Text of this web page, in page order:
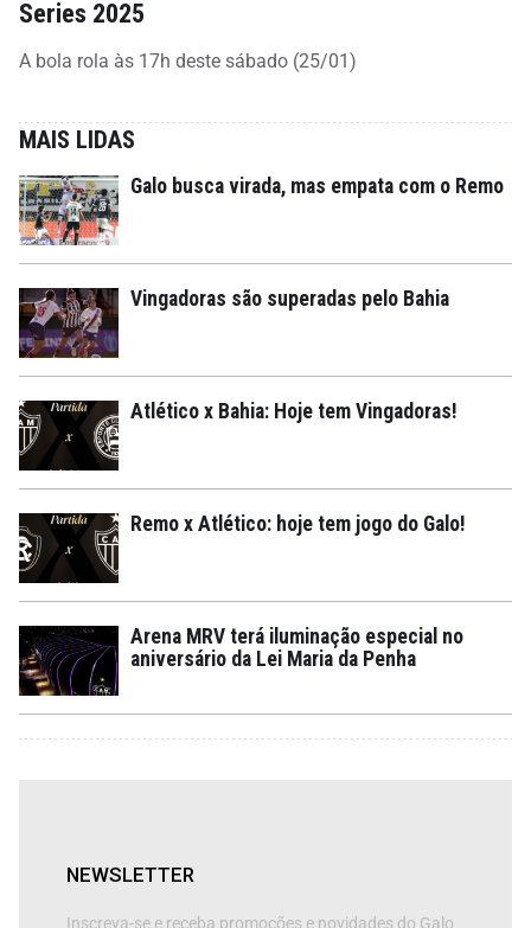
Series 2025
A bola rola às 17h deste sábado (25/01)
MAIS LIDAS
Galo busca virada, mas empata com o Remo
Vingadoras são superadas pelo Bahia
Atlético x Bahia: Hoje tem Vingadoras!
Remo x Atlético: hoje tem jogo do Galo!
Arena MRV terá iluminação especial no
aniversário da Lei Maria da Penha
NEWSLETTER
Inscreva-se e receba promoções e novidades do Galo